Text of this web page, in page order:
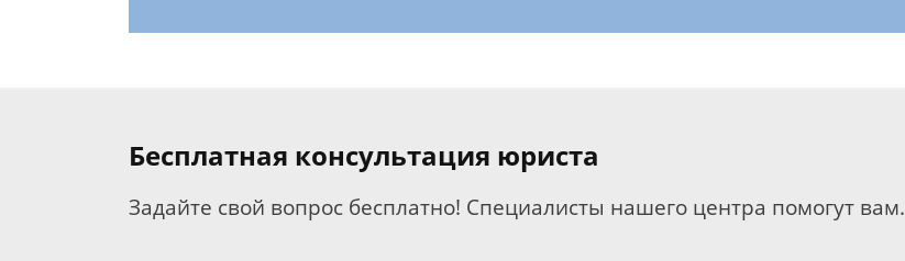
Бесплатная консультация юриста
Задайте свой вопрос бесплатно! Специалисты нашего центра помогут вам.